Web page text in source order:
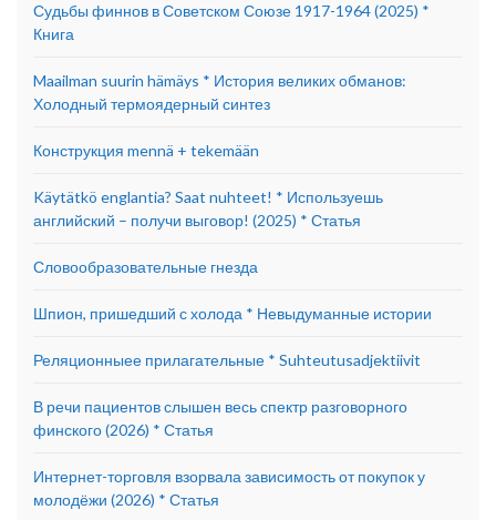
Судьбы финнов в Советском Союзе 1917-1964 (2025) *
Книга
Maailman suurin hämäys * История великих обманов:
Холодный термоядерный синтез
Конструкция mennä + tekemään
Käytätkö englantia? Saat nuhteet! * Используешь
английский – получи выговор! (2025) * Статья
Словообразовательные гнезда
Шпион, пришедший с холода * Невыдуманные истории
Реляционныее прилагательные * Suhteutusadjektiivit
В речи пациентов слышен весь спектр разговорного
финского (2026) * Статья
Интернет-торговля взорвала зависимость от покупок у
молодёжи (2026) * Статья